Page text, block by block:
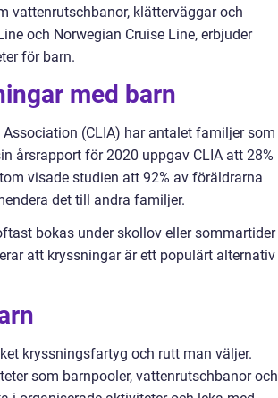
vattenrutschbanor, klätterväggar och
och Norwegian Cruise Line, erbjuder
för barn.
med barn
(CLIA) har antalet familjer som
årsrapport för 2020 uppgav CLIA att 28%
visade studien att 92% av föräldrarna
det till andra familjer.
bokas under skollov eller sommartider
att kryssningar är ett populärt alternativ
kryssningsfartyg och rutt man väljer.
som barnpooler, vattenrutschbanor och